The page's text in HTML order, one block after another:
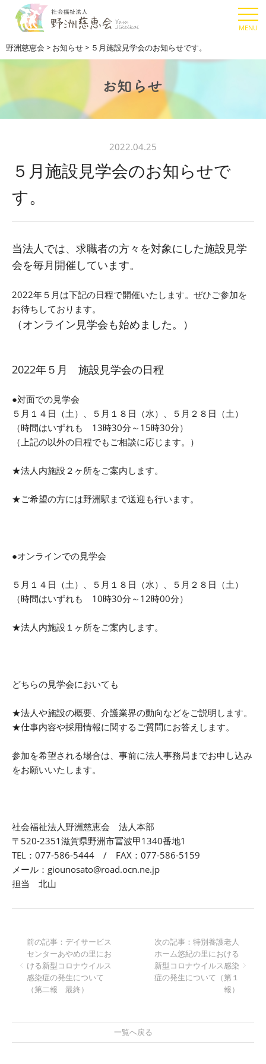
野洲慈恵会 > お知らせ> ５月施設見学会のお知らせです。
2022.04.25
５月施設見学会のお知らせで
す。
当法人では、求職者の方々を対象にした施設見学
会を毎月開催しています。
2022年５月は下記の日程で開催いたします。ぜひご参加を
お待ちしております。
（オンライン見学会も始めました。）
2022年５ 月 施設見学会の日程
●対面での見学会
５月１４日（土）、５月１８日（水）、５月２８日（土）
（時間はいずれも 13時30分～15時30分）
（上記の以外の日程でもご相談に応じます。）
★法人内施設２ヶ所をご案内します。
★ご希望の方には野洲駅まで送迎も行います。
●オンラインでの見学会
５月１４日（土）、５月１８日（水）、５月２８日（土）
（時間はいずれも 10時30分～12時00分）
★法人内施設１ヶ所をご案内します。
どちらの見学会においても
★法人や施設の概要、介護業界の動向などをご説明します。
★仕事内容や採用情報に関するご質問にお答えします。
参加を希望される場合は、事前に法人事務局までお申し込み
をお願いいたします。
社会福祉法人野洲慈恵会 法人本部
〒520-2351滋賀県野洲市冨波甲1340番地1
TEL：077-586-5444 / FAX：077-586-5159
メール：giounosato@road.ocn.ne.jp
担当 北山
前の記事：デイサービス
センターあやめの里にお
ける新型コロナウイルス
感染症の発生について
（第二報 最終）
次の記事：特別養護老人
ホーム悠紀の里における
新型コロナウイルス感染
症の発生について（第１
報）
一覧へ戻る